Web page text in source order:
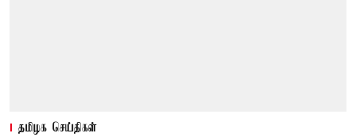
தமிழக செய்திகள்